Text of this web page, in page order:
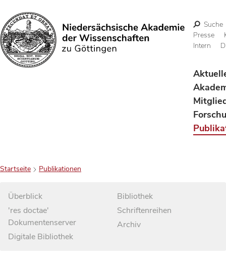
Suchen
Suche
Presse
Intern
Startseite Publikationen
Überblick
'res doctae'
Dokumentenserver
Digitale Bibliothek
Bibliothek
Schriftenreihen
Archiv